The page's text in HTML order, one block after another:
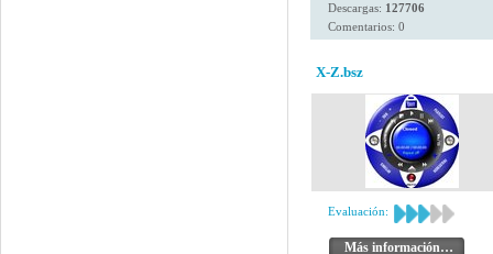
Descargas: 127706
Comentarios: 0
X-Z.bsz
Evaluación:
Más información…